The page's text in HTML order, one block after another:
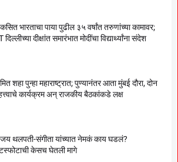
भारताचा पाया पुढील ३५ वर्षांत तरुणांच्या कामावर;
दिल्लीच्या दीक्षांत समारंभात मोदींचा विद्यार्थ्यांना संदेश
शहा पुन्हा महाराष्ट्रात; पुण्यानंतर आता मुंबई दौरा, दोन
कार्यक्रम अन् राजकीय बैठकांकडे लक्ष
थलपती-संगीता यांच्यात नेमकं काय घडलं?
केसच घेतली मागे